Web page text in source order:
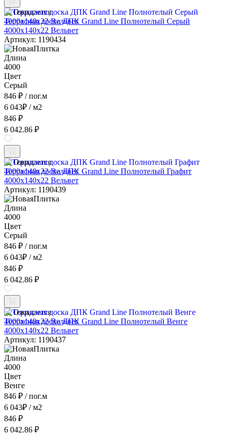
Ожидается
Террасная доска ДПК Grand Line Полнотелый Серый
4000x140x22 Вельвет
Артикул: 1190434
Длина
4000
Цвет
Серый
846 ₽ / пог.м
6 043₽ / м2
846 ₽
6 042.86 ₽
Ожидается
Террасная доска ДПК Grand Line Полнотелый Графит
4000x140x22 Вельвет
Артикул: 1190439
Длина
4000
Цвет
Серый
846 ₽ / пог.м
6 043₽ / м2
846 ₽
6 042.86 ₽
Ожидается
Террасная доска ДПК Grand Line Полнотелый Венге
4000x140x22 Вельвет
Артикул: 1190437
Длина
4000
Цвет
Венге
846 ₽ / пог.м
6 043₽ / м2
846 ₽
6 042.86 ₽